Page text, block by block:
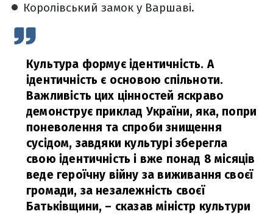
Королівський замок у Варшаві.
Культура формує ідентичність. А
ідентичність є основою спільноти.
Важливість цих цінностей яскраво
демонструє приклад України, яка, попри
поневолення та спроби знищення
сусідом, завдяки культурі зберегла
свою ідентичність і вже понад 8 місяців
веде героїчну війну за виживання своєї
громади, за незалежність своєї
Батьківщини, – сказав міністр культури